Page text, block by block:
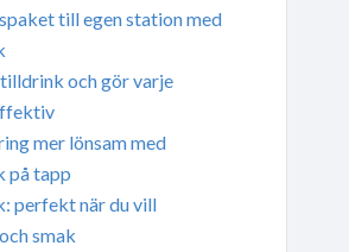
till egen station med
och gör varje
mer lönsam med
på tapp
perfekt när du vill
smak